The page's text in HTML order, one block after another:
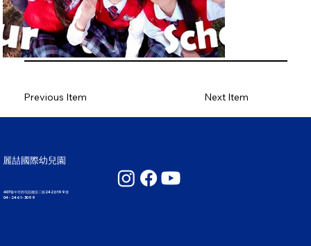
Previous Item Next Item
麗喆國際幼兒園
407臺中市西屯區國安二路242巷199號
04 - 2461 - 3099